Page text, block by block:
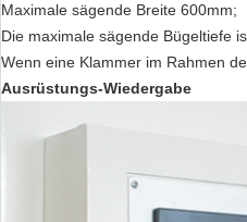
Maximale sägende Breite 600mm;
Die maximale sägende Bügeltiefe
Wenn eine Klammer im Rahmen
Ausrüstungs-Wiedergabe